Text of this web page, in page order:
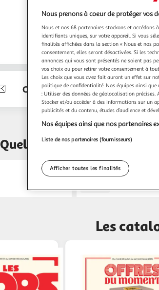
Contact Espace sourds
Quels services trouver
Billetterie
Les
Nous prenons à coeur de protéger vos
Nous et nos 68 partenaires stockons et accédons
identifiants uniques, sur votre appareil. Si vous
finalités affichées dans la section « Nous et nos
consentement, elles seront désactivées. Si les
annonces qui vous sont présentés ne soient pas
vos choix ou pour retirer votre consentement à
Les choix que vous avez fait auront un effet sur
politique de confidentialité. Nos équipes ainsi
: Utiliser des données de géolocalisation
Stocker et/ou accéder à des informations sur un
publicités et du contenu, études d’audience et
Nos équipes ainsi que nos partenaires
Liste de nos partenaires (fournisseurs)
Afficher toutes les finalités